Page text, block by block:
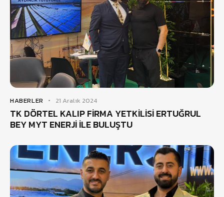
HABERLER 21 Aralık 2024
TK DÖRTEL KALIP FİRMA YETKİLİSİ ERTUĞRUL
BEY MYT ENERJİ İLE BULUŞTU